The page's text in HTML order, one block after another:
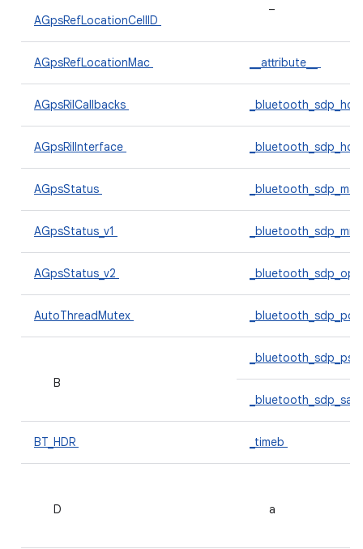
AGpsRefLocationCellID
AGpsRefLocationMac __attribute__
AGpsRilCallbacks _bluetooth_sdp_hdr
AGpsRilInterface
AGpsStatus
AGpsStatus_v1
AGpsStatus_v2
AutoThreadMutex
B
BT_HDR _timeb
D a